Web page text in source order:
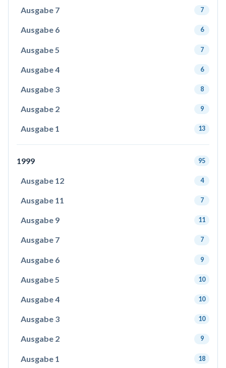
Ausgabe 7 7
Ausgabe 6 6
Ausgabe 5 7
Ausgabe 4 6
Ausgabe 3 8
Ausgabe 2 9
Ausgabe 1 13
1999 95
Ausgabe 12 4
Ausgabe 11 7
Ausgabe 9 11
Ausgabe 7 7
Ausgabe 6 9
Ausgabe 5 10
Ausgabe 4 10
Ausgabe 3 10
Ausgabe 2 9
Ausgabe 1 18